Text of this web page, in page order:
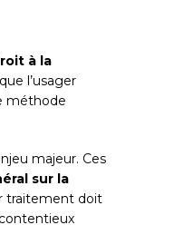
à la
l’usager
méthode
majeur. Ces
sur la
traitement doit